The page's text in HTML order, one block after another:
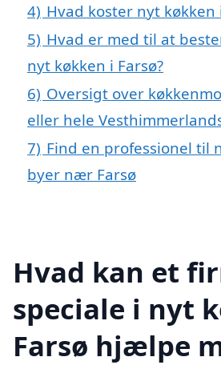
4) Hvad koster nyt køkken
5) Hvad er med til at
nyt køkken i Farsø?
6) Oversigt over
eller hele
7) Find en professionel til
byer nær Farsø
Hvad kan et
speciale i nyt
Farsø hjælpe